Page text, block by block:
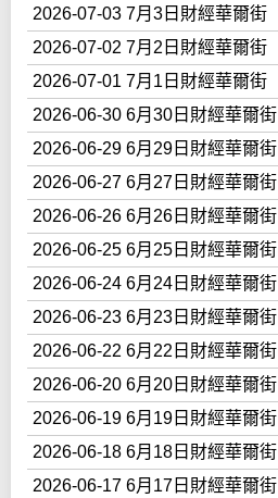
2026-07-03 7月3日財經華爾街
2026-07-02 7月2日財經華爾街
2026-07-01 7月1日財經華爾街
2026-06-30 6月30日財經華爾街
2026-06-29 6月29日財經華爾街
2026-06-27 6月27日財經華爾街
2026-06-26 6月26日財經華爾街
2026-06-25 6月25日財經華爾街
2026-06-24 6月24日財經華爾街
2026-06-23 6月23日財經華爾街
2026-06-22 6月22日財經華爾街
2026-06-20 6月20日財經華爾街
2026-06-19 6月19日財經華爾街
2026-06-18 6月18日財經華爾街
2026-06-17 6月17日財經華爾街